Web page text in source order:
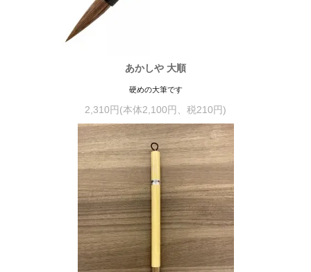
あかしや 大順
硬めの大筆です
2,310円(本体2,100円、税210円)